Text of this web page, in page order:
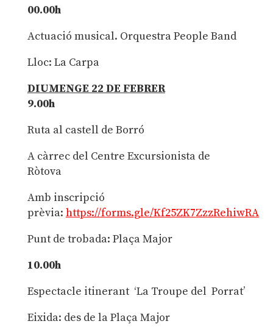
00.00h
Actuació musical. Orquestra People Band
Lloc: La Carpa
DIUMENGE 22 DE FEBRER
9.00h
Ruta al castell de Borró
A càrrec del Centre Excursionista de
Ròtova
Amb inscripció
prèvia: https://forms.gle/Kf25ZK7ZzzRehiwRA
Punt de trobada: Plaça Major
10.00h
Espectacle itinerant ‘La Troupe del Porrat’
Eixida: des de la Plaça Major